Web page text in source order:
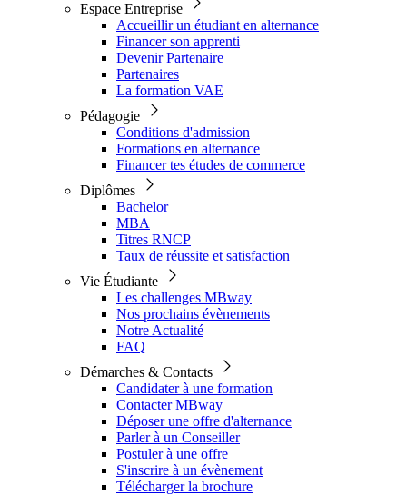
Espace Entreprise
Accueillir un étudiant en alternance
Financer son apprenti
Devenir Partenaire
Partenaires
La formation VAE
Pédagogie
Conditions d'admission
Formations en alternance
Financer tes études de commerce
Diplômes
Bachelor
MBA
Titres RNCP
Taux de réussite et satisfaction
Vie Étudiante
Les challenges MBway
Nos prochains évènements
Notre Actualité
FAQ
Démarches & Contacts
Candidater à une formation
Contacter MBway
Déposer une offre d'alternance
Parler à un Conseiller
Postuler à une offre
S'inscrire à un évènement
Télécharger la brochure